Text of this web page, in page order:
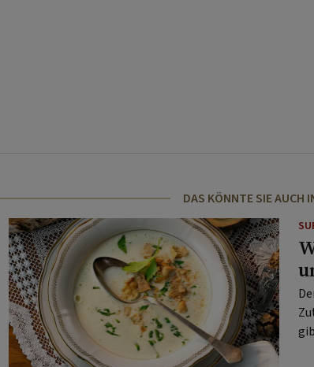
DAS KÖNNTE SIE AUCH